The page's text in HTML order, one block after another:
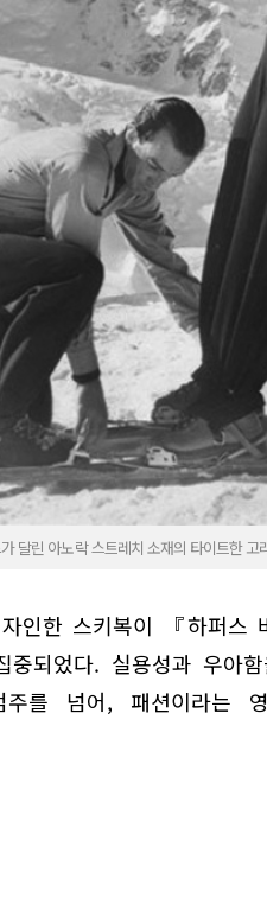
달린 아노락 스트레치 소재의 타이트한
인한 스키복이 『하퍼
중되었다. 실용성과 우아
주를 넘어, 패션이라는